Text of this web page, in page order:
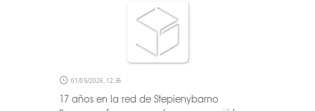
01/05/2026, 12:36
17 años en la red de Stepienybarno